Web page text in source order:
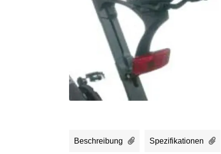
Beschreibung Spezifikationen